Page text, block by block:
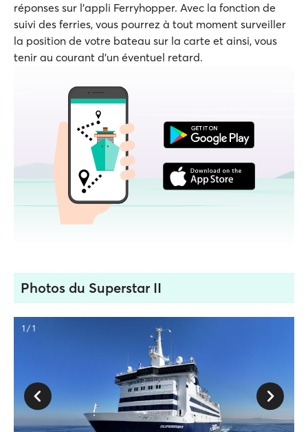
réponses sur l'appli Ferryhopper. Avec la fonction de
suivi des ferries, vous pourrez à tout moment surveiller
la position de votre bateau sur la carte et ainsi, vous
tenir au courant d'un éventuel retard.
Photos du Superstar II
1 / 1